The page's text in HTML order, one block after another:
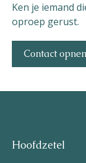
Ken je iemand
oproep gerust.
Contact
Hoofdzetel